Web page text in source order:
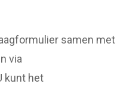
samen met
via
kunt het